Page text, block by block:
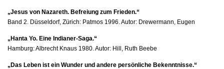
„Jesus von Nazareth. Befreiung zum Frieden.“
Band 2. Düsseldorf, Zürich: Patmos 1996. Autor: Drewermann, Eugen
„Hanta Yo. Eine Indianer-Saga.“
Hamburg: Albrecht Knaus 1980. Autor: Hill, Ruth Beebe
„Das Leben ist ein Wunder und andere persönliche Bekenntnisse.“